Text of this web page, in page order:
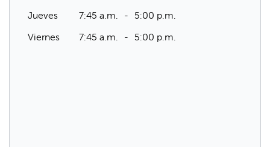
Jueves
7:45 a.m.
5:00 p.m.
Viernes
7:45 a.m. 5:00 p.m.